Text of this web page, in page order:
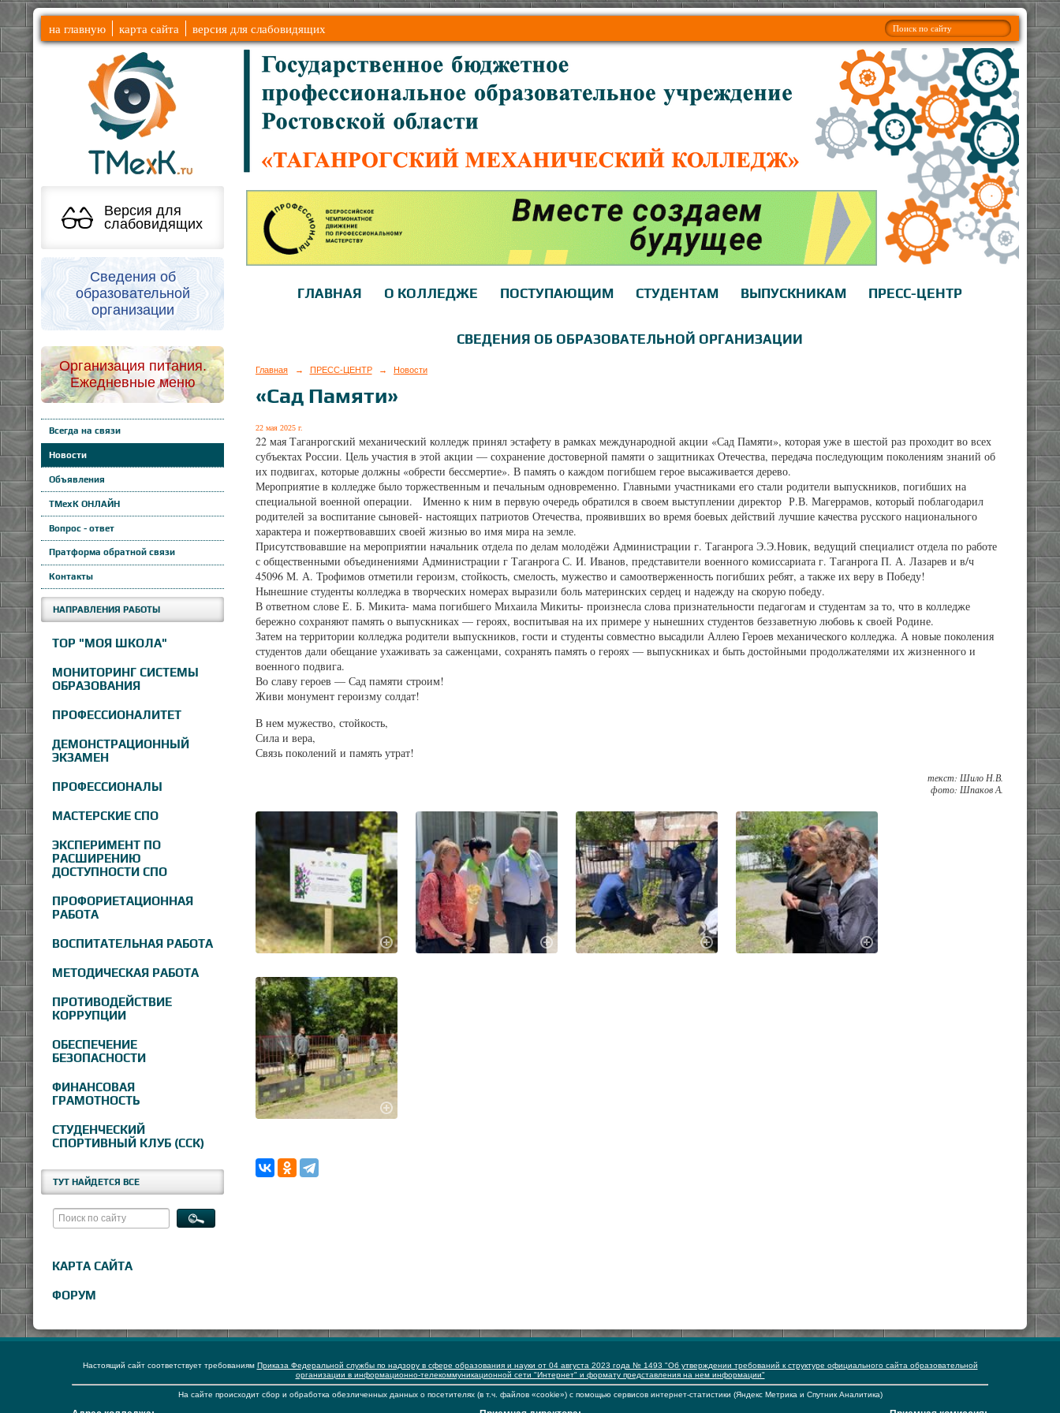
на главную карта сайта версия для слабовидящих
Версия для
слабовидящих
Сведения об
образовательной
организации
Организация питания.
Ежедневные меню
Всегда на связи
Новости
Объявления
ТМехК ОНЛАЙН
Вопрос - ответ
Пратформа обратной связи
Контакты
НАПРАВЛЕНИЯ РАБОТЫ
ТОР "МОЯ ШКОЛА"
МОНИТОРИНГ СИСТЕМЫ
ОБРАЗОВАНИЯ
ПРОФЕССИОНАЛИТЕТ
ДЕМОНСТРАЦИОННЫЙ
ЭКЗАМЕН
ПРОФЕССИОНАЛЫ
МАСТЕРСКИЕ СПО
ЭКСПЕРИМЕНТ ПО
РАСШИРЕНИЮ
ДОСТУПНОСТИ СПО
ПРОФОРИЕТАЦИОННАЯ
РАБОТА
ВОСПИТАТЕЛЬНАЯ РАБОТА
МЕТОДИЧЕСКАЯ РАБОТА
ПРОТИВОДЕЙСТВИЕ
КОРРУПЦИИ
ОБЕСПЕЧЕНИЕ
БЕЗОПАСНОСТИ
ФИНАНСОВАЯ
ГРАМОТНОСТЬ
СТУДЕНЧЕСКИЙ
СПОРТИВНЫЙ КЛУБ (ССК)
ТУТ НАЙДЕТСЯ ВСЕ
КАРТА САЙТА
ФОРУМ
ГЛАВНАЯ О КОЛЛЕДЖЕ ПОСТУПАЮЩИМ СТУДЕНТАМ ВЫПУСКНИКАМ ПРЕСС-ЦЕНТР
СВЕДЕНИЯ ОБ ОБРАЗОВАТЕЛЬНОЙ ОРГАНИЗАЦИИ
Главная → ПРЕСС-ЦЕНТР → Новости
«Сад Памяти»
22 мая 2025 г.
22 мая Таганрогский механический колледж принял эстафету в рамках международной акции «Сад Памяти», которая уже в шестой раз проходит во всех
субъектах России. Цель участия в этой акции — сохранение достоверной памяти о защитниках Отечества, передача последующим поколениям знаний об
их подвигах, которые должны «обрести бессмертие». В память о каждом погибшем герое высаживается дерево.
Мероприятие в колледже было торжественным и печальным одновременно. Главными участниками его стали родители выпускников, погибших на
специальной военной операции. Именно к ним в первую очередь обратился в своем выступлении директор Р.В. Магеррамов, который поблагодарил
родителей за воспитание сыновей- настоящих патриотов Отечества, проявивших во время боевых действий лучшие качества русского национального
характера и пожертвовавших своей жизнью во имя мира на земле.
Присутствовавшие на мероприятии начальник отдела по делам молодёжи Администрации г. Таганрога Э.Э.Новик, ведущий специалист отдела по работе
с общественными объединениями Администрации г Таганрога С. И. Иванов, представители военного комиссариата г. Таганрога П. А. Лазарев и в/ч
45096 М. А. Трофимов отметили героизм, стойкость, смелость, мужество и самоотверженность погибших ребят, а также их веру в Победу!
Нынешние студенты колледжа в творческих номерах выразили боль материнских сердец и надежду на скорую победу.
В ответном слове Е. Б. Микита- мама погибшего Михаила Микиты- произнесла слова признательности педагогам и студентам за то, что в колледже
бережно сохраняют память о выпускниках — героях, воспитывая на их примере у нынешних студентов беззаветную любовь к своей Родине.
Затем на территории колледжа родители выпускников, гости и студенты совместно высадили Аллею Героев механического колледжа. А новые поколения
студентов дали обещание ухаживать за саженцами, сохранять память о героях — выпускниках и быть достойными продолжателями их жизненного и
военного подвига.
Во славу героев — Сад памяти строим!
Живи монумент героизму солдат!
В нем мужество, стойкость,
Сила и вера,
Связь поколений и память утрат!
текст: Шило Н.В.
фото: Шпаков А.
Настоящий сайт соответствует требованиям Приказа Федеральной службы по надзору в сфере образования и науки от 04 августа 2023 года № 1493 "Об утверждении требований к структуре официального сайта образовательной
организации в информационно-телекоммуникационной сети "Интернет" и формату представления на нем информации"
На сайте происходит сбор и обработка обезличенных данных о посетителях (в т.ч. файлов «cookie») с помощью сервисов интернет-статистики (Яндекс Метрика и Спутник Аналитика)